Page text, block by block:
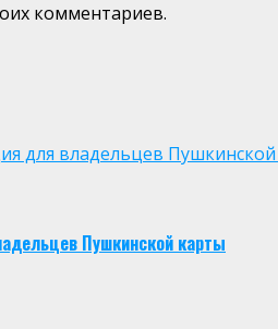
комментариев.
для владельцев
Пушкинской карты